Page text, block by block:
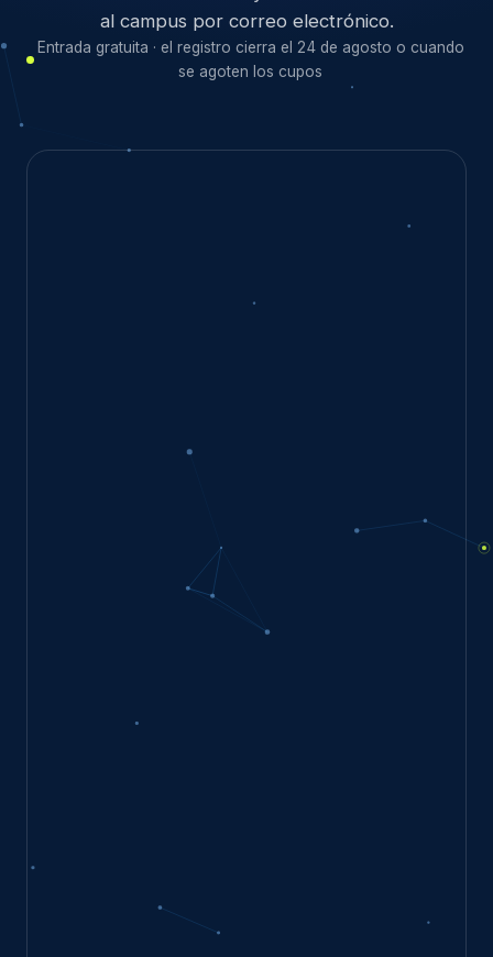
al campus por correo electrónico.
Entrada gratuita · el registro cierra el 24 de agosto o cuando
se agoten los cupos